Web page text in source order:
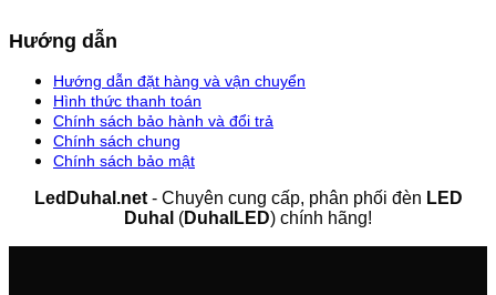
Hướng dẫn
Hướng dẫn đặt hàng và vận chuyển
Hình thức thanh toán
Chính sách bảo hành và đổi trả
Chính sách chung
Chính sách bảo mật
LedDuhal.net- Chuyên cung cấp, phân phối đèn LED
Duhal (DuhalLED) chính hãng!